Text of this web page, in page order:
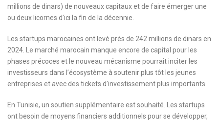
millions de dinars) de nouveaux capitaux et de faire émerger une
ou deux licornes d’ici la fin de la décennie.
Les startups marocaines ont levé près de 242 millions de dinars en
2024. Le marché marocain manque encore de capital pour les
phases précoces et le nouveau mécanisme pourrait inciter les
investisseurs dans l’écosystème à soutenir plus tôt les jeunes
entreprises et avec des tickets d’investissement plus importants.
En Tunisie, un soutien supplémentaire est souhaité. Les startups
ont besoin de moyens financiers additionnels pour se développer,